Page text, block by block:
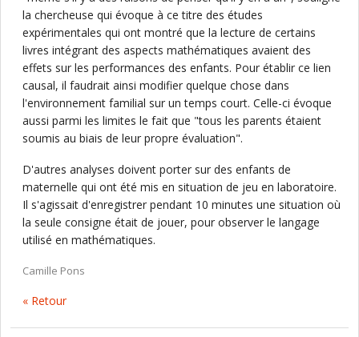
la chercheuse qui évoque à ce titre des études
expérimentales qui ont montré que la lecture de certains
livres intégrant des aspects mathématiques avaient des
effets sur les performances des enfants. Pour établir ce lien
causal, il faudrait ainsi modifier quelque chose dans
l'environnement familial sur un temps court. Celle-ci évoque
aussi parmi les limites le fait que "tous les parents étaient
soumis au biais de leur propre évaluation".
D'autres analyses doivent porter sur des enfants de
maternelle qui ont été mis en situation de jeu en laboratoire.
Il s'agissait d'enregistrer pendant 10 minutes une situation où
la seule consigne était de jouer, pour observer le langage
utilisé en mathématiques.
Camille Pons
« Retour